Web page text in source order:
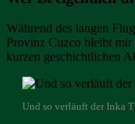
Während des langen
Provinz Cuzco bleibt
kurzen geschichtlichen
Und so verläuft der Inka